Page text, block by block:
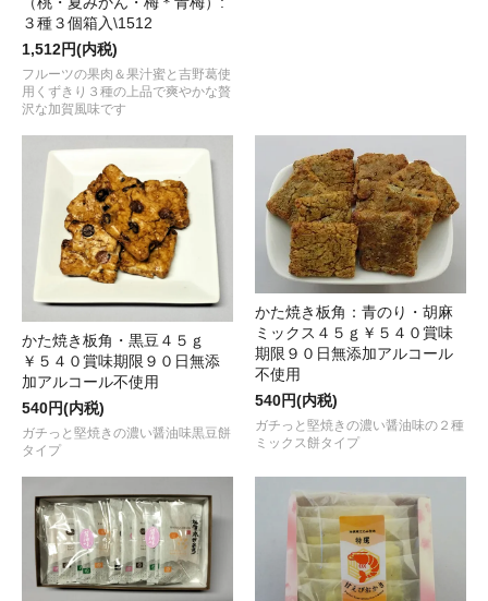
３種３個箱入\1512
1,512円(内税)
フルーツの果肉＆果汁蜜と吉野葛使
用くずきり３種の上品で爽やかな贅
沢な加賀風味です
かた焼き板角・黒豆４５ｇ
￥５４０賞味期限９０日無添
加アルコール不使用
540円(内税)
ガチっと堅焼きの濃い醤油味黒豆餅
タイプ
かた焼き板角：青のり・胡麻
ミックス４５ｇ￥５４０賞味
期限９０日無添加アルコール
不使用
540円(内税)
ガチっと堅焼きの濃い醤油味の２種
ミックス餅タイプ